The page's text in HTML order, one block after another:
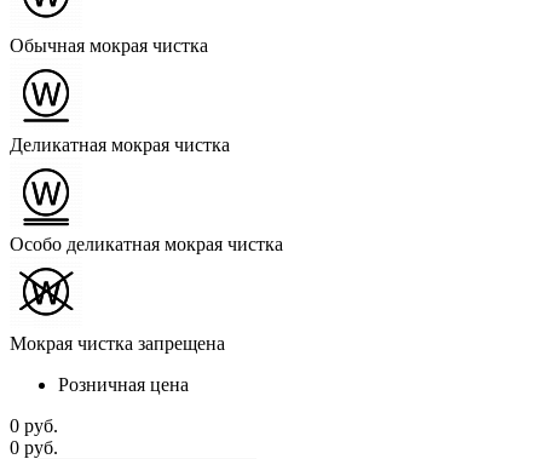
Обычная мокрая чистка
Деликатная мокрая чистка
Особо деликатная мокрая чистка
Мокрая чистка запрещена
Розничная цена
0 руб.
0 руб.